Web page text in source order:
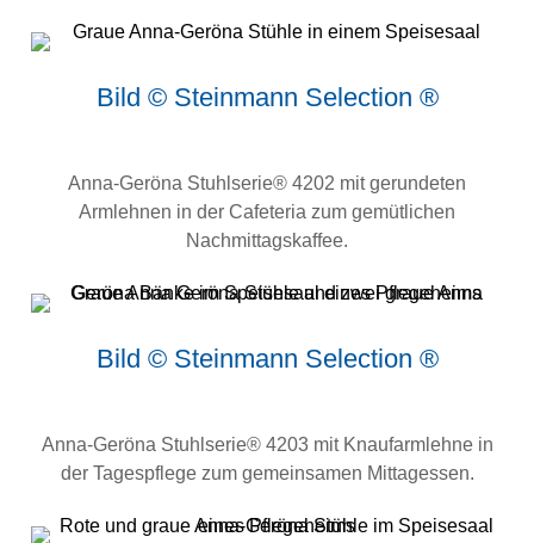
Bild © Steinmann Selection ®
Anna-Geröna Stuhlserie® 4202 mit gerundeten
Armlehnen in der Cafeteria zum gemütlichen
Nachmittagskaffee.
Bild © Steinmann Selection ®
Anna-Geröna Stuhlserie® 4203 mit Knaufarmlehne in
der Tagespflege zum gemeinsamen Mittagessen.